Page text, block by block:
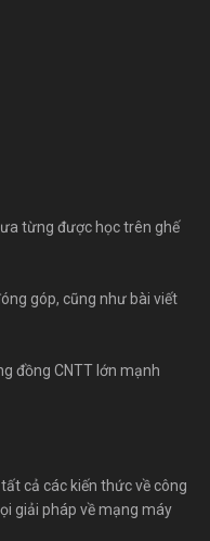
từng được học trên ghế
góp, cũng như bài viết
đồng CNTT lớn mạnh
cả các kiến thức về công
giải pháp về mạng máy